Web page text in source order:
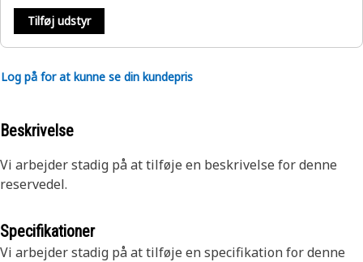
Tilføj udstyr
Log på for at kunne se din kundepris
Beskrivelse
Vi arbejder stadig på at tilføje en beskrivelse for denne
reservedel.
Specifikationer
Vi arbejder stadig på at tilføje en specifikation for denne